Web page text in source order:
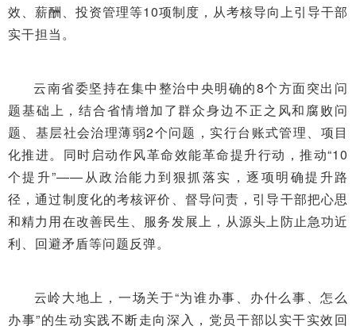
效、薪酬、投资管理等10项制度，从考核导向上引导干部
实干担当。
云南省委坚持在集中整治中央明确的8个方面突出问
题基础上，结合省情增加了群众身边不正之风和腐败问
题、基层社会治理薄弱2个问题，实行台账式管理、项目
化推进。同时启动作风革命效能革命提升行动，推动“10
个提升”——从政治能力到狠抓落实，逐项明确提升路
径，通过制度化的考核评价、督导问责，引导干部把心思
和精力用在改善民生、服务发展上，从源头上防止急功近
利、回避矛盾等问题反弹。
​云岭大地上，一场关于“为谁办事、办什么事、怎么
办事”的生动实践不断走向深入，党员干部以实干实效回